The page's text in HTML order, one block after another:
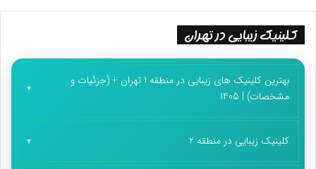
کلینیک زیبایی در تهران
بهترین کلینیک های زیبایی در منطقه 1 تهران + (جزئیات و
مشخصات) | 1405
کلینیک زیبایی در منطقه 2